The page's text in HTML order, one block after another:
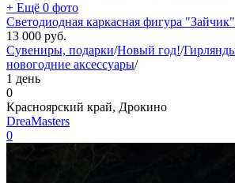
+ Ещё 0 фото
Светодиодная каркасная фигура "Зайчик"
13 000 руб.
Сувениры, подарки/Новый год!/
новогодние аксессуары/
1 день
0
Красноярский край, Дрокино
DreaMasters
0